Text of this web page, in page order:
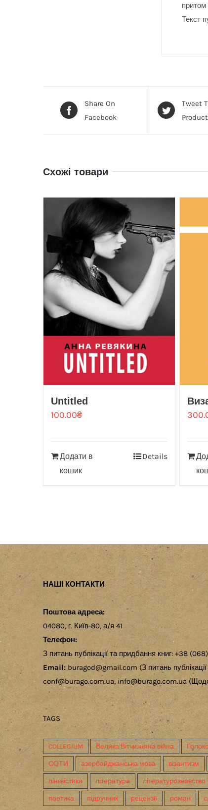
Текст
Share On
Facebook
Tweet
Product
Схожі товари
Untitled
100.00₴
Додати в
кошик
Details
НАШІ КОНТАКТИ
Поштова адреса:
04080, г. Київ-80, а/я 41
Телефон:
З питань публікації та придбання книг: +38
Email: buragod@gmail.com (З питань
conf@burago.com.ua, info@burago.com.ua
TAGS
COLLEGIUM Велика Вітчизняна війна
СОТИ азербайджанська мова візантизм
лінгвістика література літературознавство
поетика підручник рецензії роман